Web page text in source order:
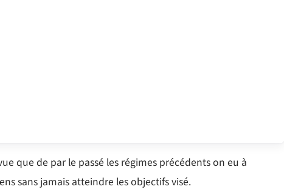
que de par le passé les régimes précédents on eu à
sans jamais atteindre les objectifs visé.